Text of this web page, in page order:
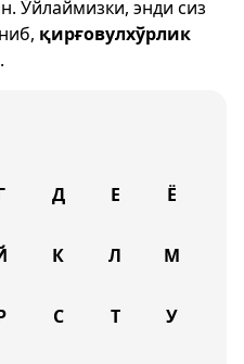
Ўйлаймизки, энди сиз
қирғовулхўрлик
Д Е Ё
К Л М
С Т У